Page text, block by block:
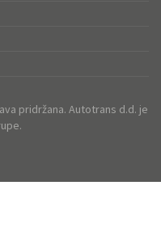
pridržana. Autotrans d.d. je